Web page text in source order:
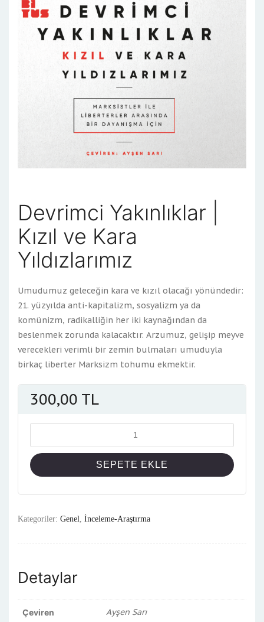
Devrimci Yakınlıklar |
Kızıl ve Kara
Yıldızlarımız
Umudumuz geleceğin kara ve kızıl olacağı yönündedir:
21. yüzyılda anti-kapitalizm, sosyalizm ya da
komünizm, radikalliğin her iki kaynağından da
beslenmek zorunda kalacaktır. Arzumuz, gelişip meyve
verecekleri verimli bir zemin bulmaları umuduyla
birkaç liberter Marksizm tohumu ekmektir.
300,00 TL
SEPETE EKLE
Kategoriler: Genel İnceleme-Araştırma
Detaylar
Çeviren Ayşen Sarı